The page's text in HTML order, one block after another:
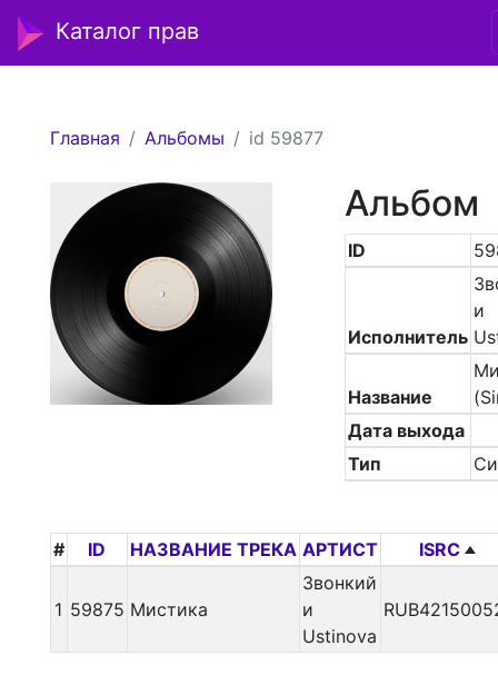
Каталог прав
Главная Альбомы id 59877
Альбом
ID
Исполнитель
и
Название
Дата выхода
Тип
# ID НАЗВАНИЕ ТРЕКА АРТИСТ ISRC
1 59875 Мистика
Звонкий
и
Ustinova